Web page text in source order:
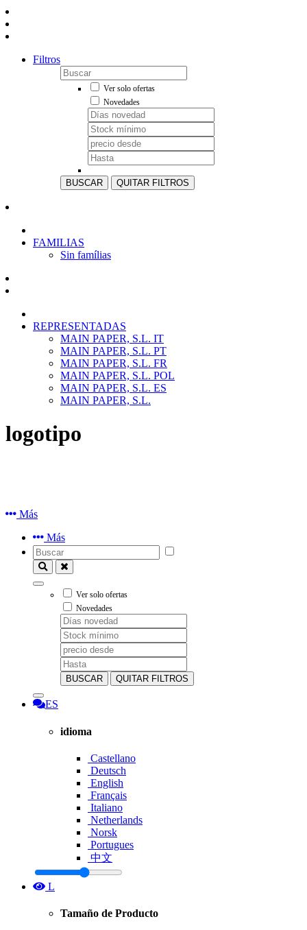
Filtros
Ver solo ofertas
Novedades
BUSCAR QUITAR FILTROS
FAMILIAS
Sin famílias
REPRESENTADAS
MAIN PAPER, S.L. IT
MAIN PAPER, S.L. PT
MAIN PAPER, S.L. FR
MAIN PAPER, S.L. POL
MAIN PAPER, S.L. ES
MAIN PAPER, S.L.
logotipo
Más
Más
Ver solo ofertas
Novedades
BUSCAR QUITAR FILTROS
ES
idioma
Castellano
Deutsch
English
Français
Italiano
Netherlands
Norsk
Portugues
中文
L
Tamaño de Producto